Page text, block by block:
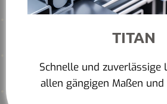
TITAN
Schnelle und zuverlässige
allen gängigen Maßen und